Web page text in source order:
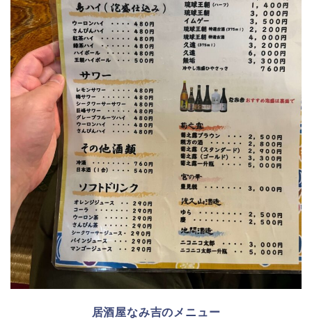
居酒屋なみ吉のメニュー